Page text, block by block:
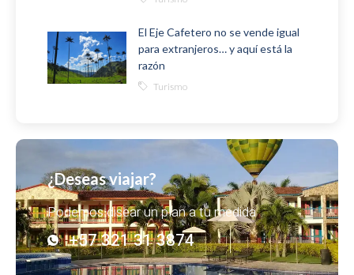
El Eje Cafetero no se vende igual
para extranjeros… y aquí está la
razón
Turismo
¿Deseas viajar?
Podemos disear un plan a tu medida
+57 321 31 3874